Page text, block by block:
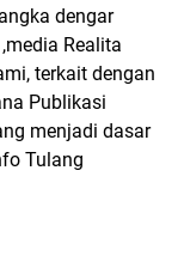
dengar
Realita
terkait dengan
Publikasi
menjadi dasar
Tulang